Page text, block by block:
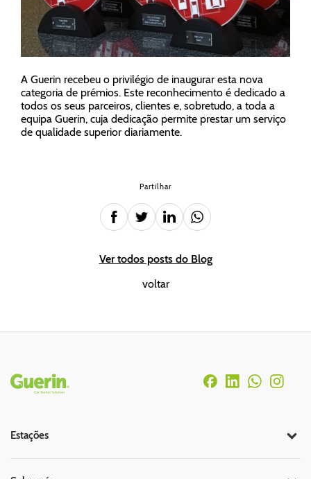
A Guerin recebeu o privilégio de inaugurar esta nova
categoria de prémios. Este reconhecimento é dedicado a
todos os seus parceiros, clientes e, sobretudo, a toda a
equipa Guerin, cuja dedicação permite prestar um serviço
de qualidade superior diariamente.
Partilhar
Ver todos posts do Blog
voltar
Rodapé
Estações